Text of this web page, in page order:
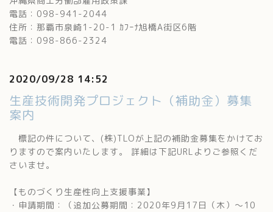
電話：098-941-2044
住所：那覇市泉崎1-20-1 ｶﾌｰﾅ旭橋A街区6階
電話：098-866-2324
2020/09/28 14:52
生産技術開発プロジェクト（補助金）募集
案内
標記の件について、(株)TLOが上記の補助金募集をかけてお
りますので案内いたします。 詳細は下記URLよりご参照くだ
さいませ。
【ものづくり生産性向上支援事業】
・申請期間：（追加公募期間：2020年9月17日（木）～10